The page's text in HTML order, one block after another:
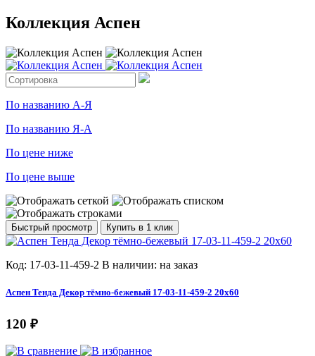
Коллекция Аспен
По названию А-Я
По названию Я-А
По цене ниже
По цене выше
Быстрый просмотр Купить в 1 клик
Код: 17-03-11-459-2 В наличии: на заказ
Аспен Тенда Декор тёмно-бежевый 17-03-11-459-2 20х60
120 ₽